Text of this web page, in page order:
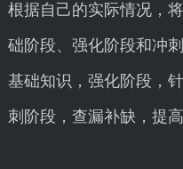
根据自己的实际情况，
础阶段、强化阶段和冲
基础知识，强化阶段，
刺阶段，查漏补缺，提高